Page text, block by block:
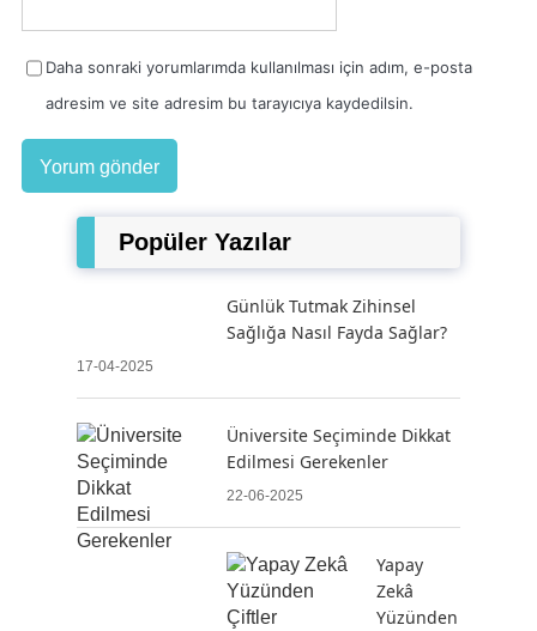
Daha sonraki yorumlarımda kullanılması için adım, e-posta
adresim ve site adresim bu tarayıcıya kaydedilsin.
Popüler Yazılar
Günlük Tutmak Zihinsel
Sağlığa Nasıl Fayda Sağlar?
17-04-2025
Üniversite Seçiminde Dikkat
Edilmesi Gerekenler
22-06-2025
Yapay
Zekâ
Yüzünden